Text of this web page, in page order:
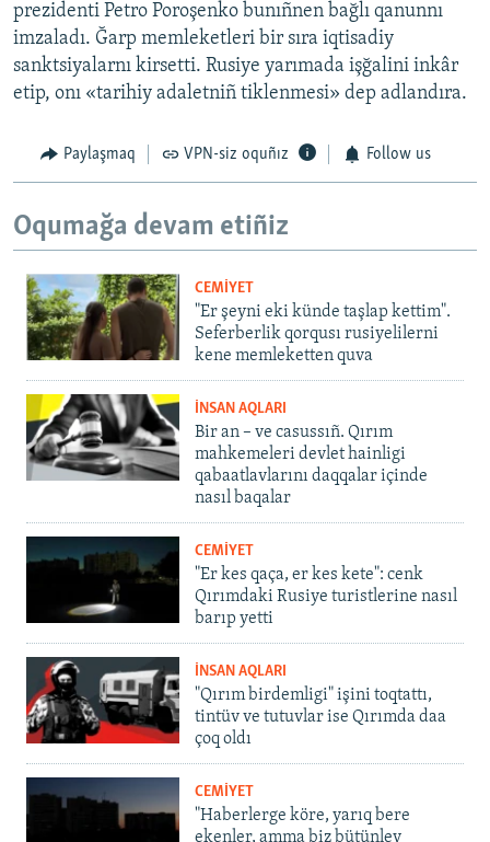
prezidenti Petro Poroşenko bunıñnen bağlı qanunnı
imzaladı. Ğarp memleketleri bir sıra iqtisadiy
sanktsiyalarnı kirsetti. Rusiye yarımada işğalini inkâr
etip, onı «tarihiy adaletniñ tiklenmesi» dep adlandıra.
Paylaşmaq VPN-siz oquñız Follow us
Oqumağa devam etiñiz
CEMİYET
"Er şeyni eki künde taşlap kettim".
Seferberlik qorqusı rusiyelilerni
kene memleketten quva
İNSAN AQLARI
Bir an – ve casussıñ. Qırım
mahkemeleri devlet hainligi
qabaatlavlarını daqqalar içinde
nasıl baqalar
CEMİYET
"Er kes qaça, er kes kete": cenk
Qırımdaki Rusiye turistlerine nasıl
barıp yetti
İNSAN AQLARI
"Qırım birdemligi" işini toqtattı,
tintüv ve tutuvlar ise Qırımda daa
çoq oldı
CEMİYET
"Haberlerge köre, yarıq bere
ekenler, amma biz bütünley